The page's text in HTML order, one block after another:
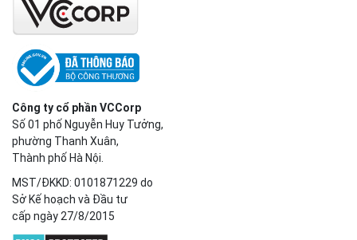
Công ty cổ phần VCCorp
Số 01 phố Nguyễn Huy Tưởng,
phường Thanh Xuân,
Thành phố Hà Nội.
MST/ĐKKD: 0101871229 do
Sở Kế hoạch và Đầu tư
cấp ngày 27/8/2015